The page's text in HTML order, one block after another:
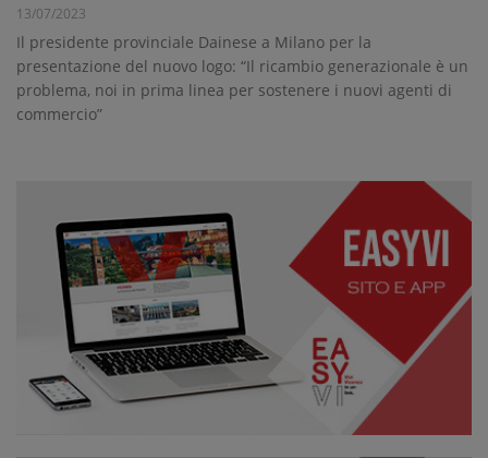
13/07/2023
Il presidente provinciale Dainese a Milano per la
presentazione del nuovo logo: “Il ricambio generazionale è un
problema, noi in prima linea per sostenere i nuovi agenti di
commercio”